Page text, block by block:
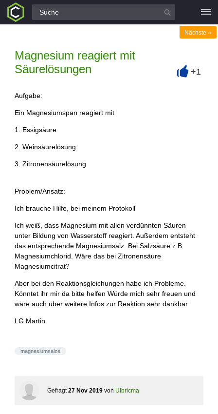
Alle Fragen
Magnesium reagiert mit
Säurelösungen
Nächste »
+1
Aufgabe:
Ein Magnesiumspan reagiert mit
1. Essigsäure
2. Weinsäurelösung
3. Zitronensäurelösung
Problem/Ansatz:
Ich brauche Hilfe, bei meinem Protokoll
Ich weiß, dass Magnesium mit allen verdünnten Säuren
unter Bildung von Wasserstoff reagiert. Außerdem entsteht
das entsprechende Magnesiumsalz. Bei Salzsäure z.B
Magnesiumchlorid. Wäre das bei Zitronensäure
Magnesiumcitrat?
Aber bei den Reaktionsgleichungen habe ich Probleme.
Könntet ihr mir da bitte helfen Würde mich sehr freuen und
wäre auch über weitere Infos zur Reaktion sehr dankbar
LG Martin
magnesiumsalze
Gefragt 27 Nov 2019 von Ulbricma